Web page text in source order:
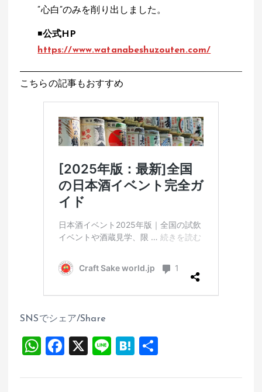
”心白”のみを削り出しました。
◾️公式HP
https://www.watanabeshuzouten.com/
こちらの記事もおすすめ
SNSでシェア/Share
W
at
F
ce
X
Li
e
H
e